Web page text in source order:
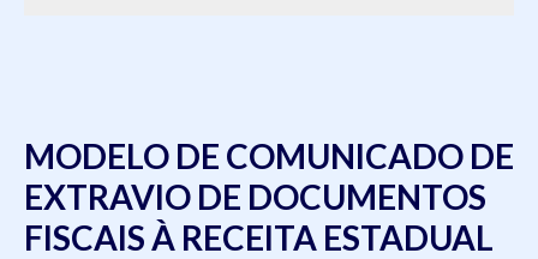
MODELO DE COMUNICADO DE
EXTRAVIO DE DOCUMENTOS
FISCAIS À RECEITA ESTADUAL